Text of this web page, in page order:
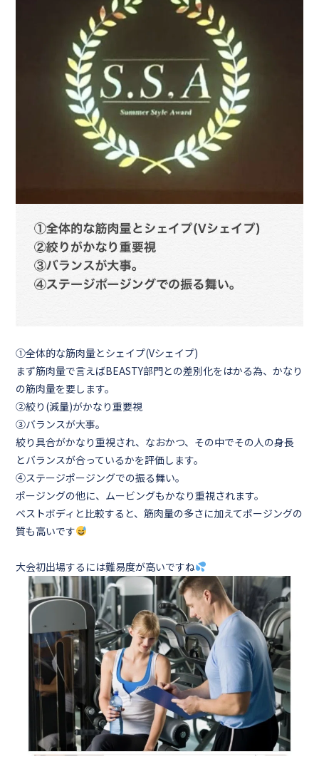
①全体的な筋肉量とシェイプ(Vシェイプ)
まず筋肉量で言えばBEASTY部門との差別化をはかる為、かなり
の筋肉量を要します。
②絞り(減量)がかなり重要視
③バランスが大事。
絞り具合がかなり重視され、なおかつ、その中でその人の身長
とバランスが合っているかを評価します。
④ステージポージングでの振る舞い。
ポージングの他に、ムービングもかなり重視されます。
ベストボディと比較すると、筋肉量の多さに加えてポージングの
質も高いです
大会初出場するには難易度が高いですね